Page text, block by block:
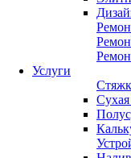
Услуги